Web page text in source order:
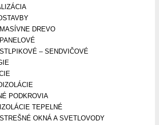
MASÍVNE DREVO
PANELOVÉ
STLPIKOVÉ – SENDVIČOVÉ
PODKROVIA
IZOLÁCIE TEPELNÉ
STREŠNÉ OKNÁ A SVETLOVODY